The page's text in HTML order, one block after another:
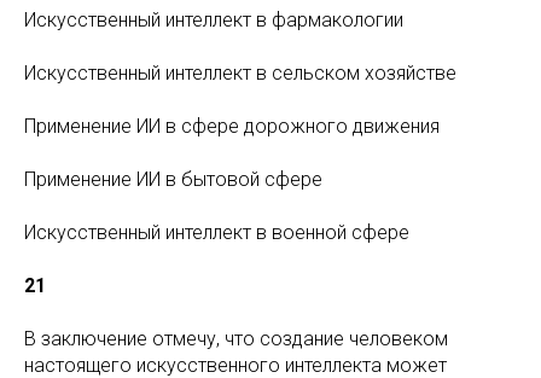
Искусственный интеллект в фармакологии
Искусственный интеллект в сельском хозяйстве
Применение ИИ в сфере дорожного движения
Применение ИИ в бытовой сфере
Искусственный интеллект в военной сфере
21
В заключение отмечу, что создание человеком
настоящего искусственного интеллекта может